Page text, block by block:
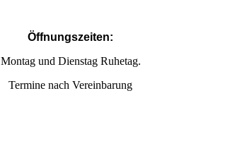
Öffnungszeiten:
Montag und Dienstag Ruhetag.
Termine nach Vereinbarung